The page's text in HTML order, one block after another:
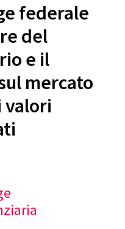
federale
del
e il
mercato
valori